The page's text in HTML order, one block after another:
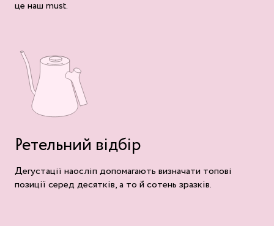
це наш must.
Ретельний відбір
Дегустації наосліп допомагають визначати топові
позиції серед десятків, а то й сотень зразків.